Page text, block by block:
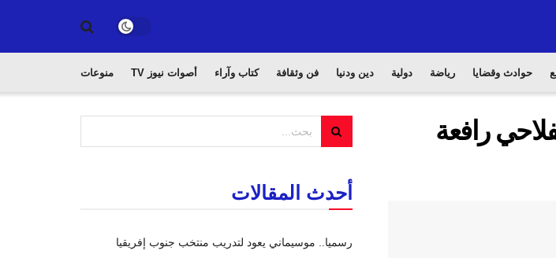
حوادث وقضايا رياضة دولية دين ودنيا فن وثقافة كتاب وآراء أصوات نيوز TV منوعات
رافعة
أحدث المقالات
رسميا.. موسيماني يعود لتدريب منتخب جنوب إفريقيا